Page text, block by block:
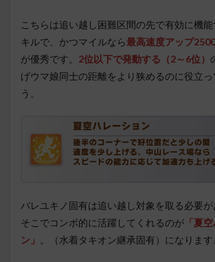
こちらは追い越し困難区間の先で有効に機
キルで、かつマイルなら最高速度アップ
が優秀です。 2位以下で発動する（2～6位）
げウマ娘同士の距離をより狭めるのに役立っ
う。
バレユキノ固有は追い越し対象を取る必要が
そこでコンボ的に活躍してくれるのが 「夏
ン」 。（水着タキオン継承固有）になります